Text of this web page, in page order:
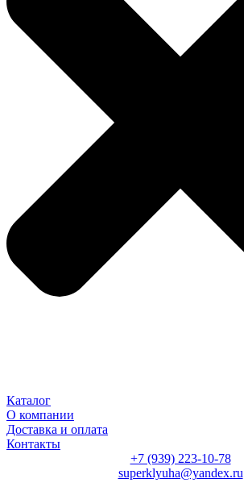
Каталог
О компании
Доставка и оплата
Контакты
+7 (939) 223-10-78
superklyuha@yandex.ru